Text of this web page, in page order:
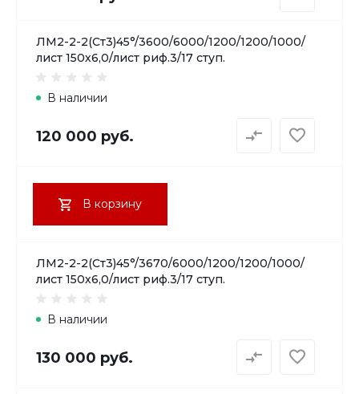
ЛМ2-2-2(Ст3)45°/3600/6000/1200/1200/1000/
лист 150х6,0/лист риф.3/17 ступ.
В наличии
120 000 руб.
В корзину
ЛМ2-2-2(Ст3)45°/3670/6000/1200/1200/1000/
лист 150х6,0/лист риф.3/17 ступ.
В наличии
130 000 руб.